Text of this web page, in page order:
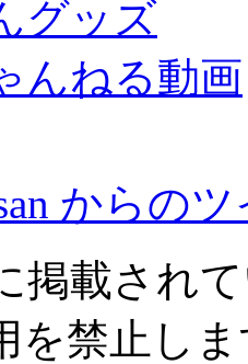
グッズ
んねる動画
からの
掲載され
を禁止し